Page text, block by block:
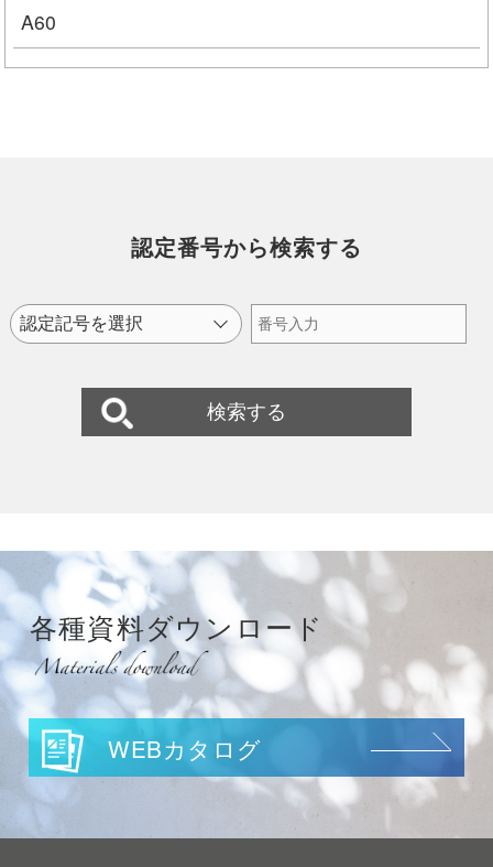
A60
認定番号から検索する
各種資料ダウンロード
WEBカタログ